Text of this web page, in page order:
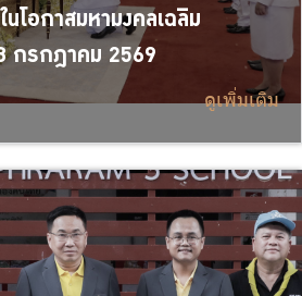
นโอกาสมหามงคลเฉลิม
กรกฎาคม 2569
ดูเพิ่มเติม